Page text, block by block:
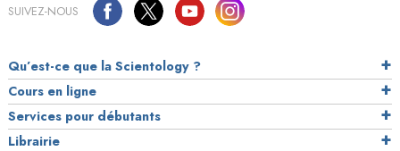
SUIVEZ-NOUS
Qu’est-ce que la Scientology ?
Cours en ligne
Services pour débutants
Librairie